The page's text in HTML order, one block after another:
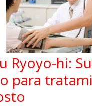
Ryoyo-hi:
para